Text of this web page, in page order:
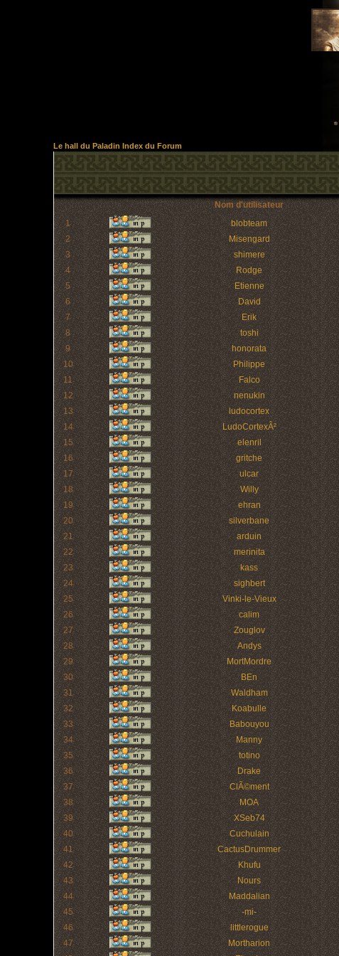
Le hall du Paladin Index du Forum
Nom d'utilisateur
1
blobteam
2
Misengard
3
shimere
4
Rodge
5
Etienne
6
David
7
Erik
8
toshi
9
honorata
10
Philippe
11
Falco
12
nenukin
13
ludocortex
14
LudoCortexÂ²
15
elenril
16
gritche
17
ulcar
18
Willy
19
ehran
20
silverbane
21
arduin
22
merinita
23
kass
24
sighbert
25
Vinki-le-Vieux
26
calim
27
Zouglov
28
Andys
29
MortMordre
30
BEn
31
Waldham
32
Koabulle
33
Babouyou
34
Manny
35
totino
36
Drake
37
ClÃ©ment
38
MOA
39
XSeb74
40
Cuchulain
41
CactusDrummer
42
Khufu
43
Nours
44
Maddalian
45
-mi-
46
littlerogue
47
Mortharion